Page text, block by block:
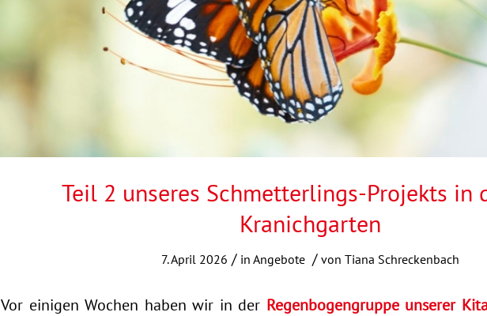
Teil 2 unseres Schmetterlings-Projekts in
Kranichgarten
7. April 2026 / in Angebote / von Tiana Schreckenbach
Vor einigen Wochen haben wir in der Regenbogengruppe unserer